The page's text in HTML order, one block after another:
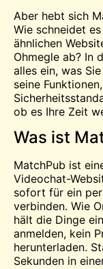
Aber hebt sich
Wie schneidet
ähnlichen
Ohmegle ab? In
alles ein, was
seine
ob es Ihre Zeit
Was ist
MatchPub ist
Videochat-
sofort für ein
verbinden. Wie
hält die Dinge
anmelden, kein
herunterladen.
Sekunden in